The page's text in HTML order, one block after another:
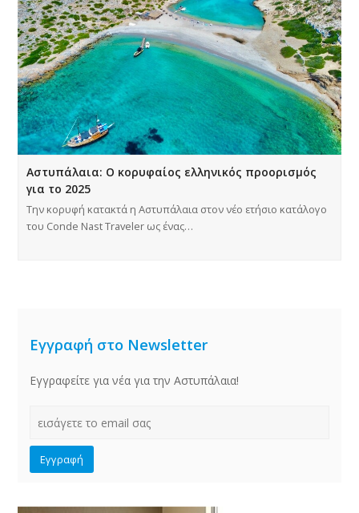
Αστυπάλαια: Ο κορυφαίος ελληνικός προορισμός
για το 2025
Την κορυφή κατακτά η Αστυπάλαια στον νέο ετήσιο κατάλογο
του Conde Nast Traveler ως ένας…
Εγγραφή στο Newsletter
Εγγραφείτε για νέα για την Αστυπάλαια!